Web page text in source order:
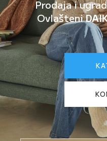
Prodaja i
Ovlašteni